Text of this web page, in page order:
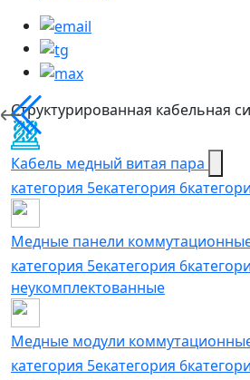
Структурированная кабельная
Кабель медный витая пара
категория 5eкатегория 6
Медные панели
категория 5екатегория 6
неукомплектованные
Медные модули
категория 5екатегория 6